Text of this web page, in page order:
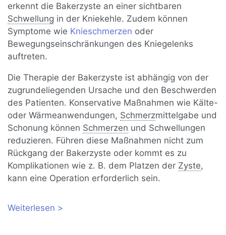
erkennt die Bakerzyste an einer sichtbaren
Schwellung in der Kniekehle. Zudem können
Symptome wie Knieschmerzen oder
Bewegungseinschränkungen des Kniegelenks
auftreten.
Die Therapie der Bakerzyste ist abhängig von der
zugrundeliegenden Ursache und den Beschwerden
des Patienten. Konservative Maßnahmen wie Kälte-
oder Wärmeanwendungen, Schmerzmittelgabe und
Schonung können Schmerzen und Schwellungen
reduzieren. Führen diese Maßnahmen nicht zum
Rückgang der Bakerzyste oder kommt es zu
Komplikationen wie z. B. dem Platzen der Zyste,
kann eine Operation erforderlich sein.
Weiterlesen über Bakerzyste: Symptome, Ursachen,